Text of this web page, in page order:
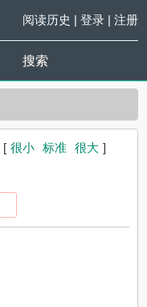
阅读历史 | 登录| 注册
搜索
[ 很小 标准 很大 ]